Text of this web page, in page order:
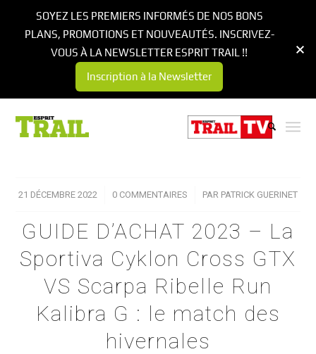
21 DÉCEMBRE 2022
/ 0 COMMENTAIRES
/ PAR PATRICK GUERINET
GUIDE D’ACHAT 2023 – La
Sportiva Cyklon Cross GTX
VS Scarpa Ribelle Run
Kalibra G : le match des
hivernales
SOYEZ LES PREMIERS INFORMÉS DE NOS BONS
PLANS, PROMOTIONS ET NOUVEAUTÉS. INSCRIVEZ-
VOUS À LA NEWSLETTER ESPRIT TRAIL !!
Inscription à la Newsletter